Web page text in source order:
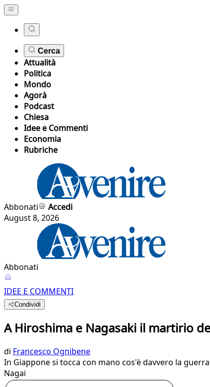
Cerca
Attualità
Politica
Mondo
Agorà
Podcast
Chiesa
Idee e Commenti
Economia
Rubriche
Abbonati
Accedi
August 8, 2026
Abbonati
IDEE E COMMENTI
Condividi
A Hiroshima e Nagasaki il martirio
di Francesco Ognibene
In Giappone si tocca con mano cos'è davvero la
Nagai